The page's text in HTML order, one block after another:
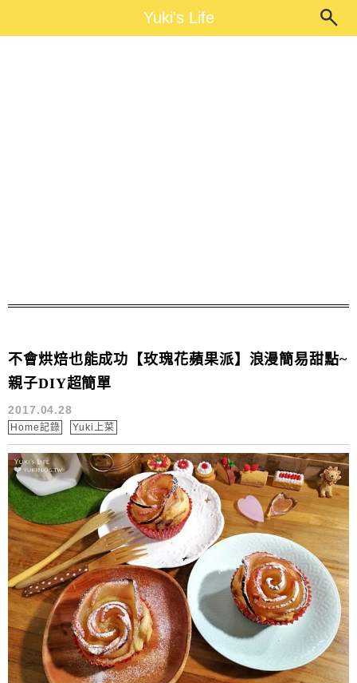
Yuki's LifeYuki's Life
不會烘焙也能成功【玫瑰花蘋果派】浪漫簡易甜點~
親子DIY超簡單
2017.04.28
Home記錄 Yuki上菜